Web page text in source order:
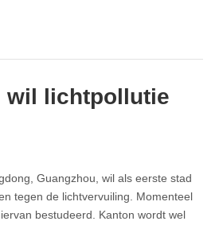
wil lichtpollutie
Guangzhou, wil als eerste stad
tegen de lichtvervuiling. Momenteel
bestudeerd. Kanton wordt wel